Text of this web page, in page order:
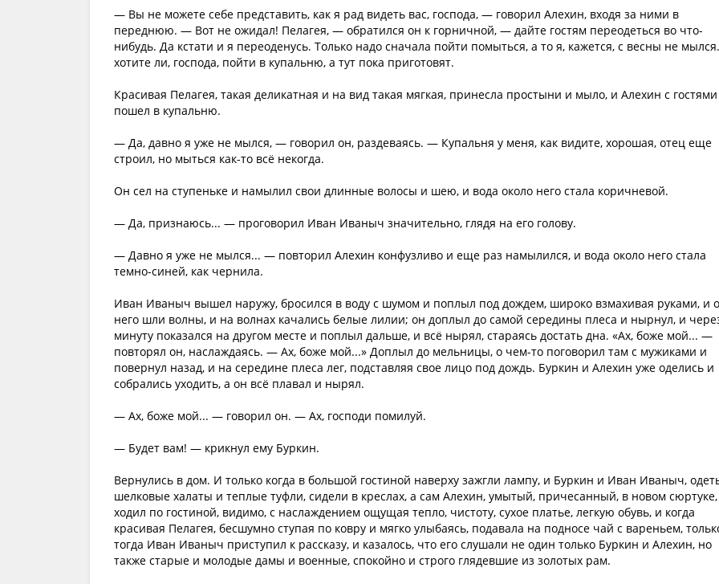
— Вы не можете себе представить, как я рад видеть вас, господа, — говорил Алехин, входя за ними в
переднюю. — Вот не ожидал! Пелагея, — обратился он к горничной, — дайте гостям переодеться во что-
нибудь. Да кстати и я переоденусь. Только надо сначала пойти помыться, а то я, кажется, с весны не
хотите ли, господа, пойти в купальню, а тут пока приготовят.
Красивая Пелагея, такая деликатная и на вид такая мягкая, принесла простыни и мыло, и Алехин с гостями
пошел в купальню.
— Да, давно я уже не мылся, — говорил он, раздеваясь. — Купальня у меня, как видите, хорошая, отец еще
строил, но мыться как-то всё некогда.
Он сел на ступеньке и намылил свои длинные волосы и шею, и вода около него стала коричневой.
— Да, признаюсь... — проговорил Иван Иваныч значительно, глядя на его голову.
— Давно я уже не мылся... — повторил Алехин конфузливо и еще раз намылился, и вода около него стала
темно-синей, как чернила.
Иван Иваныч вышел наружу, бросился в воду с шумом и поплыл под дождем, широко взмахивая руками, и
него шли волны, и на волнах качались белые лилии; он доплыл до самой середины плеса и нырнул, и
минуту показался на другом месте и поплыл дальше, и всё нырял, стараясь достать дна. «Ах, боже мой... —
повторял он, наслаждаясь. — Ах, боже мой...» Доплыл до мельницы, о чем-то поговорил там с мужиками и
повернул назад, и на середине плеса лег, подставляя свое лицо под дождь. Буркин и Алехин уже оделись и
собрались уходить, а он всё плавал и нырял.
— Ах, боже мой... — говорил он. — Ах, господи помилуй.
— Будет вам! — крикнул ему Буркин.
Вернулись в дом. И только когда в большой гостиной наверху зажгли лампу, и Буркин и Иван Иваныч,
шелковые халаты и теплые туфли, сидели в креслах, а сам Алехин, умытый, причесанный, в новом сюртуке,
ходил по гостиной, видимо, с наслаждением ощущая тепло, чистоту, сухое платье, легкую обувь, и когда
красивая Пелагея, бесшумно ступая по ковру и мягко улыбаясь, подавала на подносе чай с вареньем,
тогда Иван Иваныч приступил к рассказу, и казалось, что его слушали не один только Буркин и Алехин, но
также старые и молодые дамы и военные, спокойно и строго глядевшие из золотых рам.